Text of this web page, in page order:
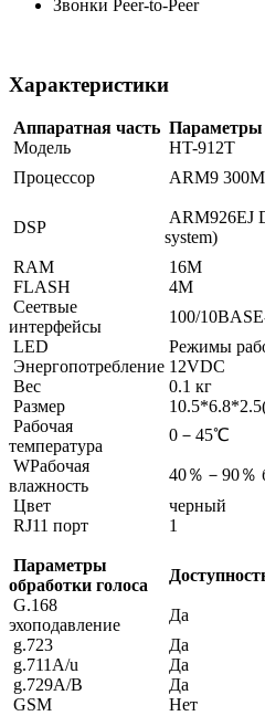
Звонки Peer-to-Peer
Характеристики
Аппаратная часть Параметры
Модель
HT-912T
Процессор
ARM9
DSP
ARM926EJ
system)
RAM
16M
FLASH
4M
Сеетвые
интерфейсы
100/
LED
Режимы
Энергопотребление 12VDC
Вес
0.1 кг
Размер
Рабочая
температура
0－45℃
WРабочая
влажность
40％－90％
Цвет
черный
RJ11 порт
1
Параметры
обработки голоса
G.168
эхоподавление
Да
g.723
Да
g.711A/u
Да
g.729A/B
Да
GSM
Нет